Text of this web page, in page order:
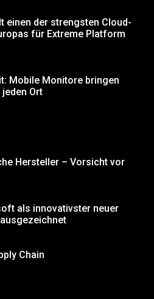
einen der strengsten Cloud-
für Extreme Platform
Mobile Monitore bringen
Ort
Hersteller – Vorsicht vor
als innovativster neuer
Chain